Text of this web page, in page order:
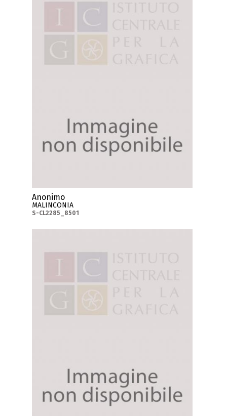
Anonimo
MALINCONIA
S-CL2285_8501